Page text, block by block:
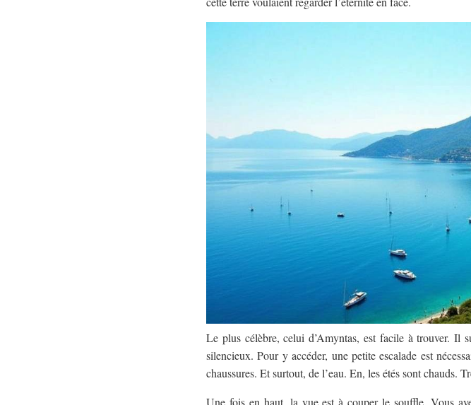
Le plus célèbre, celui d’Amyntas, est facile à trouver.
silencieux. Pour y accéder, une petite escalade est
chaussures. Et surtout, de l’eau. En, les étés sont chauds.
Une fois en haut, la vue est à couper le souffle. Vous